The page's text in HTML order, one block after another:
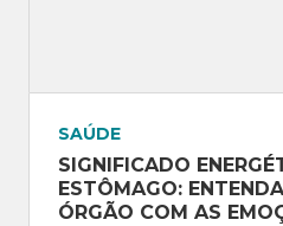
SAÚDE
SIGNIFICADO
ESTÔMAGO:
ÓRGÃO COM AS